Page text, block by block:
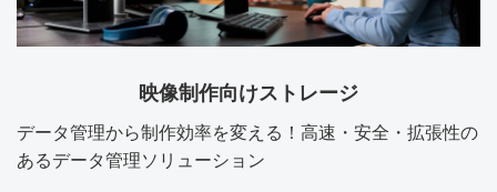
映像制作向けストレージ
データ管理から制作効率を変える！高速・安全・拡張性の
あるデータ管理ソリューション